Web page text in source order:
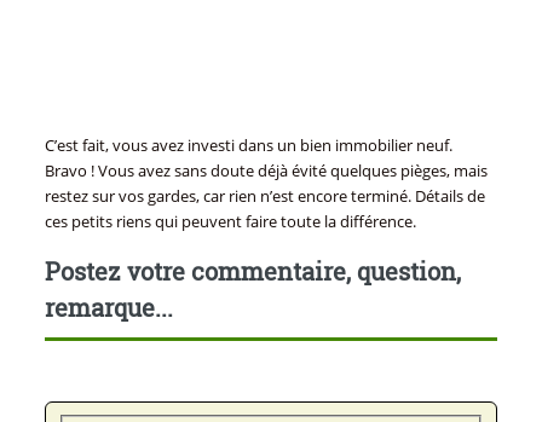
C’est fait, vous avez investi dans un bien immobilier neuf.
Bravo ! Vous avez sans doute déjà évité quelques pièges, mais
restez sur vos gardes, car rien n’est encore terminé. Détails de
ces petits riens qui peuvent faire toute la différence.
Postez votre commentaire, question,
remarque...